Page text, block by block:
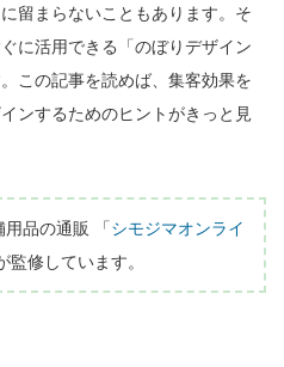
留まらないこともあります。そ
に活用できる「のぼりデザイン
この記事を読めば、集客効果を
ンするためのヒントがきっと見
品の通販 「シモジマオンライ
監修しています。